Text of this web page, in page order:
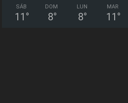
SÁB
11 °
DOM
8°
LUN
8°
MAR
11 °